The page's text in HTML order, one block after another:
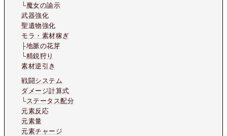
└魔女の諭示
武器強化
聖遺物強化
モラ・素材稼ぎ
├地脈の花芽
└精鋭狩り
素材逆引き
戦闘システム
ダメージ計算式
└ステータス配分
元素反応
元素量
元素チャージ